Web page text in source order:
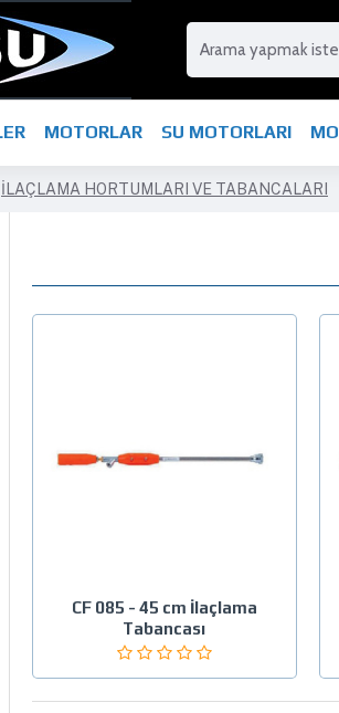
MOTORLAR SU MOTORLARI
İLAÇLAMA HORTUMLARI VE TABANCALARI
CF 085 - 45 cm İlaçlama
Tabancası